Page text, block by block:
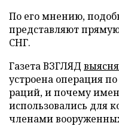
По его мнению,
представляют прямую
СНГ.
Газета ВЗГЛЯД
устроена операция
раций, и почему
использовались для
членами